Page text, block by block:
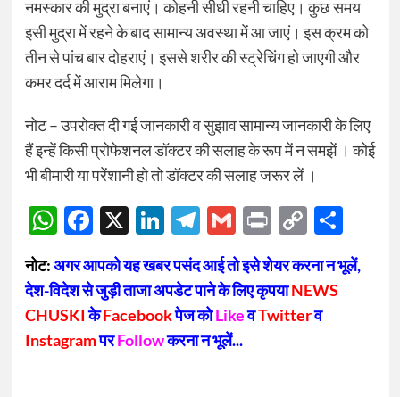
नमस्कार की मुद्रा बनाएं। कोहनी सीधी रहनी चाहिए। कुछ समय
इसी मुद्रा में रहने के बाद सामान्य अवस्था में आ जाएं। इस क्रम को
तीन से पांच बार दोहराएं। इससे शरीर की स्ट्रेचिंग हो जाएगी और
कमर दर्द में आराम मिलेगा।
नोट – उपरोक्‍त दी गई जानकारी व सुझाव सामान्‍य जानकारी के लिए
हैं इन्‍हें किसी प्रोफेशनल डॉक्‍टर की सलाह के रूप में न समझें । कोई
भी बीमारी या परेंशानी हो तो डॉक्‍टर की सलाह जरूर लें ।
WhatsApp
Facebook
X LinkedIn
Telegram
Gmail
Print
Copy
Link
नोट:अगर आपको यह खबर पसंद आई तो इसे शेयर करना न भूलें,
देश-विदेश से जुड़ी ताजा अपडेट पाने के लिए कृपयाNEWS
CHUSKIकेFacebookपेज कोLikeवTwitterव
InstagramपरFollowकरना न भूलें...